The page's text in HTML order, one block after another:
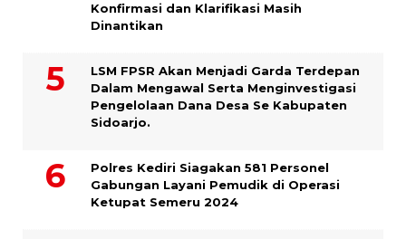
Konfirmasi dan Klarifikasi Masih
Dinantikan
LSM FPSR Akan Menjadi Garda Terdepan
Dalam Mengawal Serta Menginvestigasi
Pengelolaan Dana Desa Se Kabupaten
Sidoarjo.
Polres Kediri Siagakan 581 Personel
Gabungan Layani Pemudik di Operasi
Ketupat Semeru 2024